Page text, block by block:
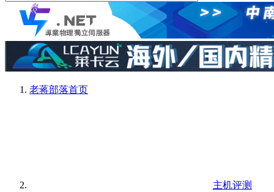
老蒋部落首页
主机评测